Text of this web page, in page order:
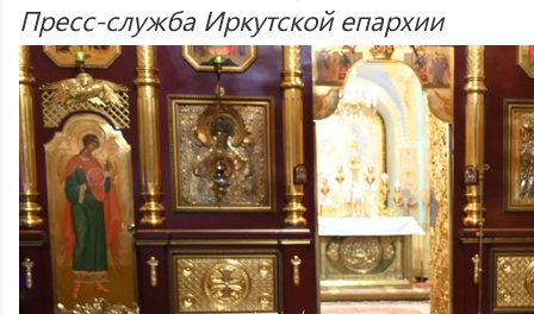
Пресс-служба Иркутской епархии